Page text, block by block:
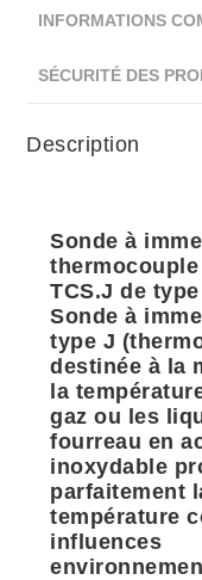
INFORMATIONS
SÉCURITÉ DES
Description
Sonde à
thermocouple
TCS.J de
Sonde à
type J
destinée à la
la
gaz ou les
fourreau en
inoxydable
parfaitement
température
influences